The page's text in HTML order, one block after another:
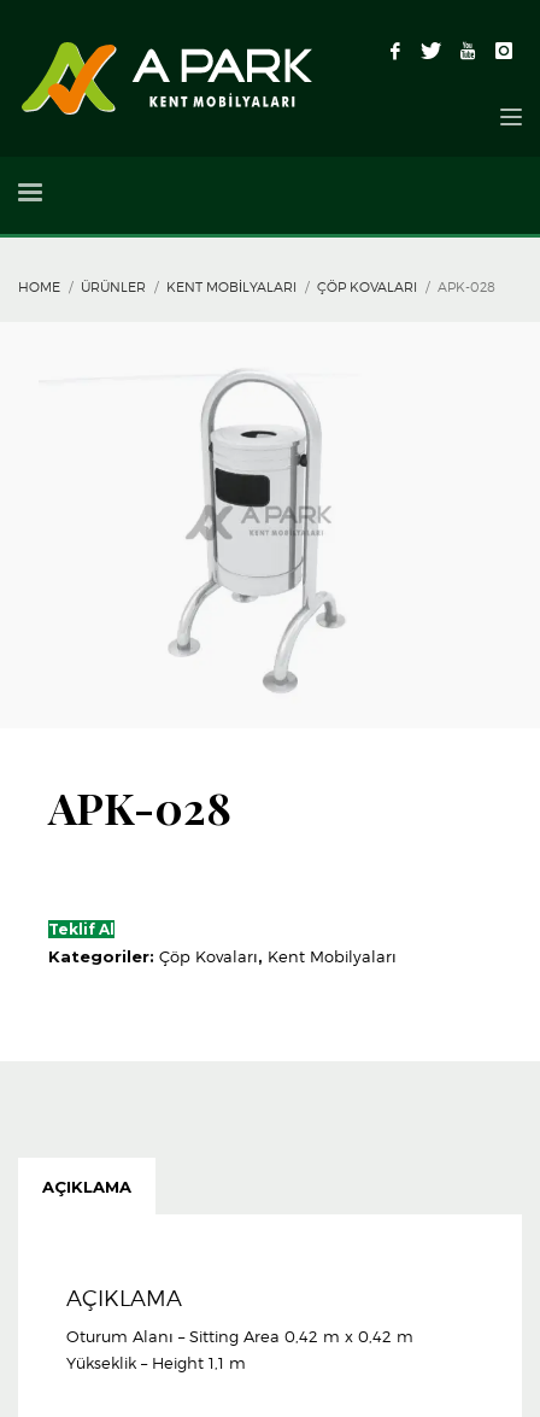
HOME ÜRÜNLER KENT MOBILYALARI ÇÖP KOVALARI APK-028
APK-028
Teklif Al
Kategoriler: Çöp Kovaları, Kent Mobilyaları
AÇIKLAMA
AÇIKLAMA
Oturum Alanı – Sitting Area 0,42 m x 0,42 m
Yükseklik – Height 1,1 m